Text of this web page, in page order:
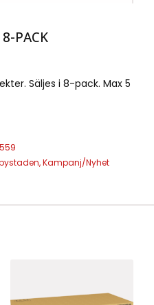
PACK
Säljes i 8-pack. Max 5
,Kampanj/Nyhet